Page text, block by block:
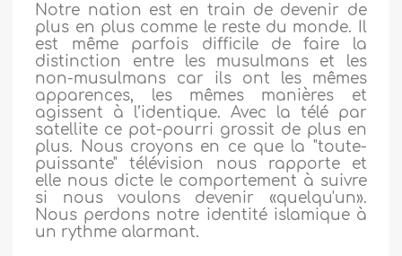
Notre nation est en train de devenir de
plus en plus comme le reste du monde. Il
est même parfois difficile de faire la
distinction entre les musulmans et les
non-musulmans car ils ont les mêmes
apparences, les mêmes manières et
agissent à l’identique. Avec la télé par
satellite ce pot-pourri grossit de plus en
plus. Nous croyons en ce que la "toute-
puissante" télévision nous rapporte et
elle nous dicte le comportement à suivre
si nous voulons devenir «quelqu'un».
Nous perdons notre identité islamique à
un rythme alarmant.